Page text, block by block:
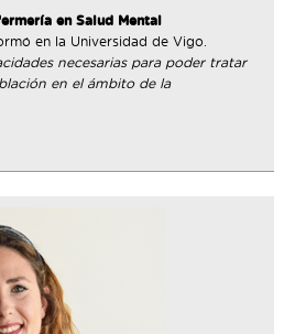
en Salud Mental
en la Universidad de Vigo.
necesarias para poder tratar
en el ámbito de la